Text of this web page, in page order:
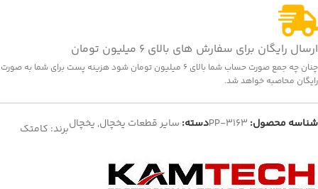
ارسال رایگان برای سفارش های بالای 6 میلیون تومان
چنان چه جمع صورت حساب شما بالای 6 میلیون تومان شود هزینه پست برای شما به صورت
رایگان محاصبه خواهد شد.
شناسه محصول: PP-3163دسته: سایر قطعات یخچال, یخچالبرند: کامتک